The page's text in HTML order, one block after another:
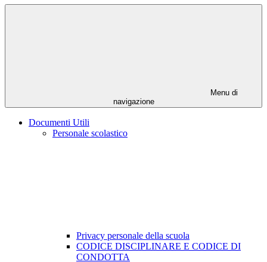
Menu di
navigazione
Documenti Utili
Personale scolastico
Privacy personale della scuola
CODICE DISCIPLINARE E CODICE DI
CONDOTTA